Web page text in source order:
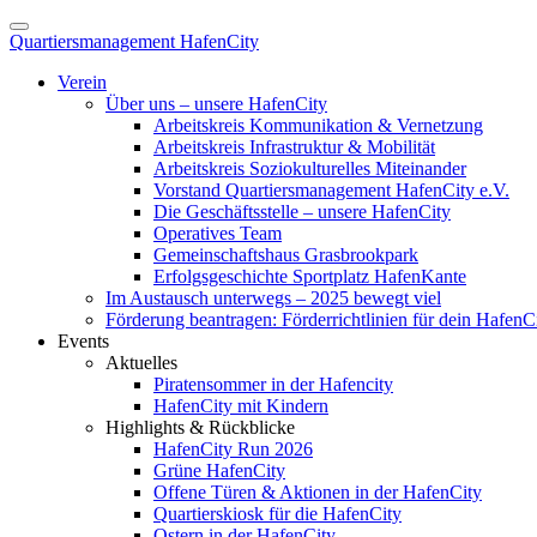
Quartiersmanagement HafenCity
Verein
Über uns – unsere HafenCity
Arbeitskreis Kommunikation & Vernetzung
Arbeitskreis Infrastruktur & Mobilität
Arbeitskreis Soziokulturelles Miteinander
Vorstand Quartiersmanagement HafenCity e.V.
Die Geschäftsstelle – unsere HafenCity
Operatives Team
Gemeinschaftshaus Grasbrookpark
Erfolgsgeschichte Sportplatz HafenKante
Im Austausch unterwegs – 2025 bewegt viel
Förderung beantragen: Förderrichtlinien für dein
Events
Aktuelles
Piratensommer in der Hafencity
HafenCity mit Kindern
Highlights & Rückblicke
HafenCity Run 2026
Grüne HafenCity
Offene Türen & Aktionen in der HafenCity
Quartierskiosk für die HafenCity